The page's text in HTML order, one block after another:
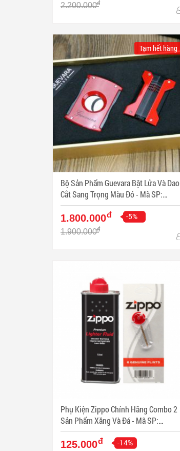
2.200.000đ
Bộ Sản Phẩm Guevara Bật Lửa Và Dao
Cắt Sang Trọng Màu Đỏ - Mã SP:
PKXG336
Tạm hết hàng
1.800.000đ -5%
1.900.000đ
Phụ Kiện Zippo Chính Hãng Combo 2
Sản Phẩm Xăng Và Đá - Mã SP:
ZPC3338
125.000đ -14%